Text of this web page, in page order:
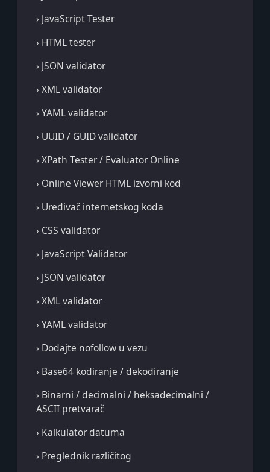
› JavaScript Tester
› HTML tester
› JSON validator
› XML validator
› YAML validator
› UUID / GUID validator
› XPath Tester / Evaluator Online
› Online Viewer HTML izvorni kod
› Uređivač internetskog koda
› CSS validator
› JavaScript Validator
› JSON validator
› XML validator
› YAML validator
› Dodajte nofollow u vezu
› Base64 kodiranje / dekodiranje
› Binarni / decimalni / heksadecimalni /
ASCII pretvarač
› Kalkulator datuma
› Preglednik različitog